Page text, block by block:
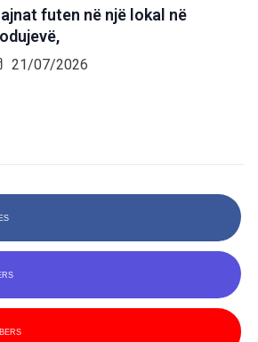
futen në një lokal në
21/07/2026